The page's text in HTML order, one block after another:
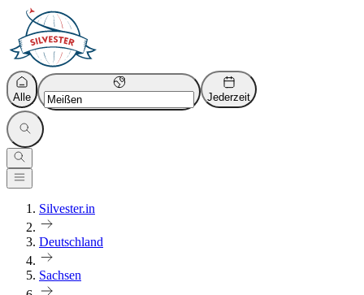
Alle Jederzeit
Silvester.in
Deutschland
Sachsen